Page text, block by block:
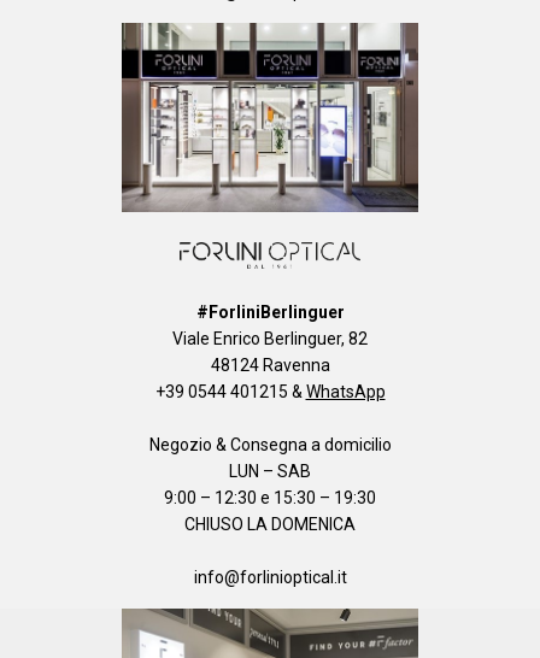
#ForliniBerlinguer
Viale Enrico Berlinguer, 82
48124 Ravenna
+39 0544 401215 & WhatsApp
Negozio & Consegna a domicilio
LUN – SAB
9:00 – 12:30 e 15:30 – 19:30
CHIUSO LA DOMENICA
info@forlinioptical.it